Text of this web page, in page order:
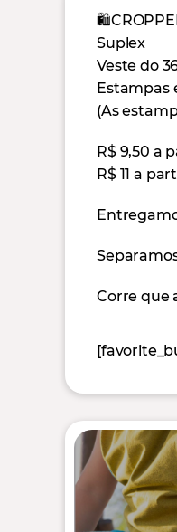
Suplex
Veste do
Estampas
(As
R$ 9,50 a
R$ 11 a
Corre que